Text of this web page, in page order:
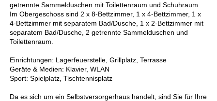
getrennte Sammelduschen mit Toilettenraum und Schuhraum.
Im Obergeschoss sind 2 x 8-Bettzimmer, 1 x 4-Bettzimmer, 1 x
4-Bettzimmer mit separatem Bad/Dusche, 1 x 2-Bettzimmer mit
separatem Bad/Dusche, 2 getrennte Sammelduschen und
Toilettenraum.
Einrichtungen: Lagerfeuerstelle, Grillplatz, Terrasse
Geräte & Medien: Klavier, WLAN
Sport: Spielplatz, Tischtennisplatz
Da es sich um ein Selbstversorgerhaus handelt, sind Sie für Ihre